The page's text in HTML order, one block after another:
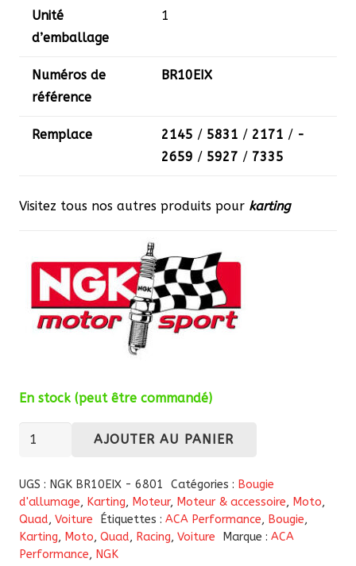
Unité
d’emballage
1
Numéros de
référence
­BR10EIX
Remplace ­2145 / ­5831 / ­2171 / ­
2659 / ­5927 / ­7335
Visitez tous nos autres produits pour karting
En stock (peut être commandé)
quantité
Bougie
d'allumage
NGK
BR10EIX
AJOUTER AU PANIER
UGS : NGK BR10EIX - 6801 Catégories : Bougie
d'allumage, Karting, Moteur, Moteur & accessoire, Moto,
Quad, Voiture Étiquettes : ACA Performance, Bougie,
Karting, Moto, Quad, Racing, Voiture Marque : ACA
Performance, NGK